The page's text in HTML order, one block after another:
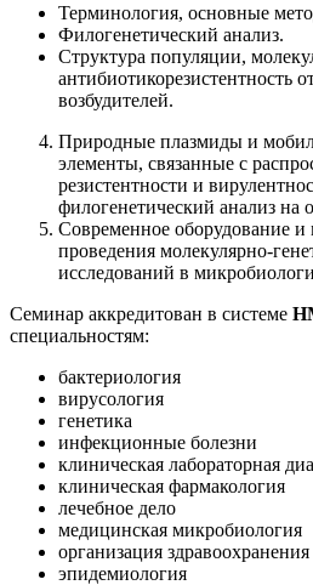
Терминология, основные
Филогенетический анализ.
Структура популяции,
антибиотикорезистентность
возбудителей.
Природные плазмиды и
элементы, связанные с
резистентности и
филогенетический анализ на
Современное оборудование и
проведения молекулярно-
исследований в
Семинар аккредитован в системе
специальностям:
бактериология
вирусология
генетика
инфекционные болезни
клиническая лабораторная
клиническая фармакология
лечебное дело
медицинская микробиология
организация
эпидемиология